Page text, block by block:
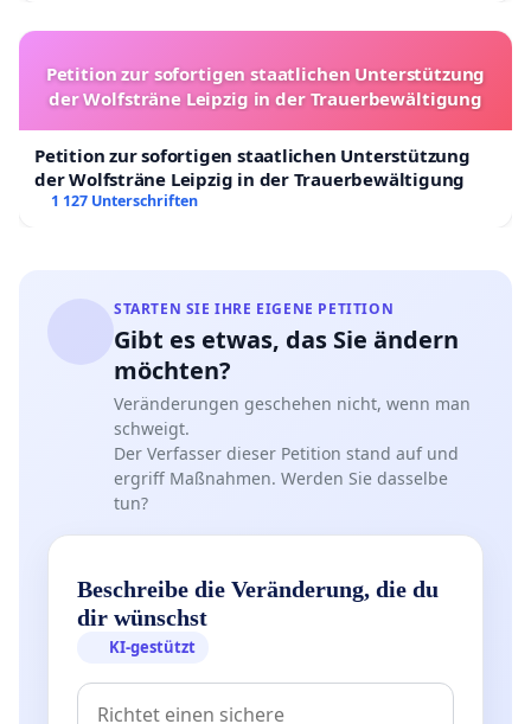
Petition zur sofortigen staatlichen Unterstützung
der Wolfsträne Leipzig in der Trauerbewältigung
Petition zur sofortigen staatlichen Unterstützung
der Wolfsträne Leipzig in der Trauerbewältigung
1 127 Unterschriften
STARTEN SIE IHRE EIGENE PETITION
Gibt es etwas, das Sie ändern
möchten?
Veränderungen geschehen nicht, wenn man
schweigt.
Der Verfasser dieser Petition stand auf und
ergriff Maßnahmen. Werden Sie dasselbe
tun?
Beschreibe die Veränderung, die du
dir wünschst
KI-gestützt